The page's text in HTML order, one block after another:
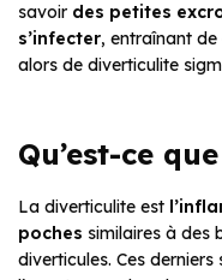
savoir des petites
s’infecter, entraînant
alors de diverticulite
Qu’est-ce
La diverticulite est
poches similaires à des
diverticules. Ces